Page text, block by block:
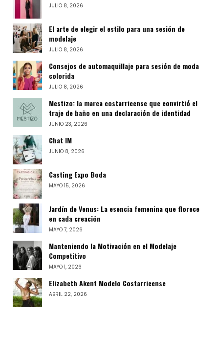
JULIO 8, 2026
El arte de elegir el estilo para una sesión de
modelaje
JULIO 8, 2026
Consejos de automaquillaje para sesión de moda
colorida
JULIO 8, 2026
Mestizo: la marca costarricense que convirtió el
traje de baño en una declaración de identidad
JUNIO 23, 2026
Chat IM
JUNIO 8, 2026
Casting Expo Boda
MAYO 15, 2026
Jardín de Venus: La esencia femenina que florece
en cada creación
MAYO 7, 2026
Manteniendo la Motivación en el Modelaje
Competitivo
MAYO 1, 2026
Elizabeth Akent Modelo Costarricense
ABRIL 22, 2026